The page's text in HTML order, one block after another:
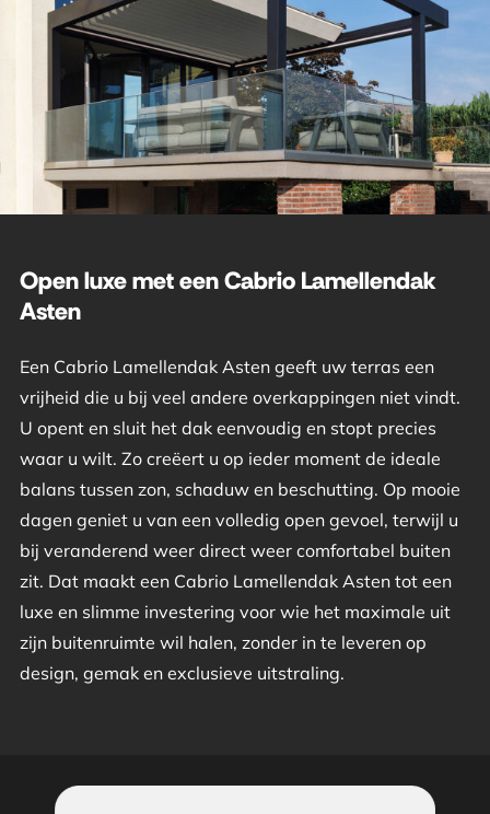
Open luxe met een Cabrio Lamellendak
Asten
Een Cabrio Lamellendak Asten geeft uw terras een
vrijheid die u bij veel andere overkappingen niet vindt.
U opent en sluit het dak eenvoudig en stopt precies
waar u wilt. Zo creëert u op ieder moment de ideale
balans tussen zon, schaduw en beschutting. Op mooie
dagen geniet u van een volledig open gevoel, terwijl u
bij veranderend weer direct weer comfortabel buiten
zit. Dat maakt een Cabrio Lamellendak Asten tot een
luxe en slimme investering voor wie het maximale uit
zijn buitenruimte wil halen, zonder in te leveren op
design, gemak en exclusieve uitstraling.